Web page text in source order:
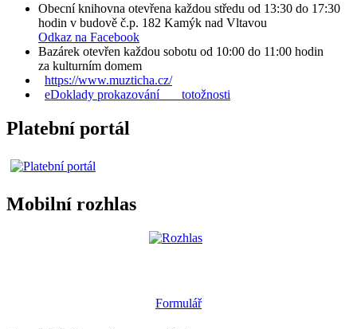
Obecní knihovna otevřena každou středu od 13:30 do 17:30
hodin v budově č.p. 182 Kamýk nad Vltavou
Odkaz na Facebook
Bazárek otevřen každou sobotu od 10:00 do 11:00 hodin
za kulturním domem
https://www.muzticha.cz/
eDoklady prokazování totožnosti
Platební portál
Mobilní rozhlas
Formulář